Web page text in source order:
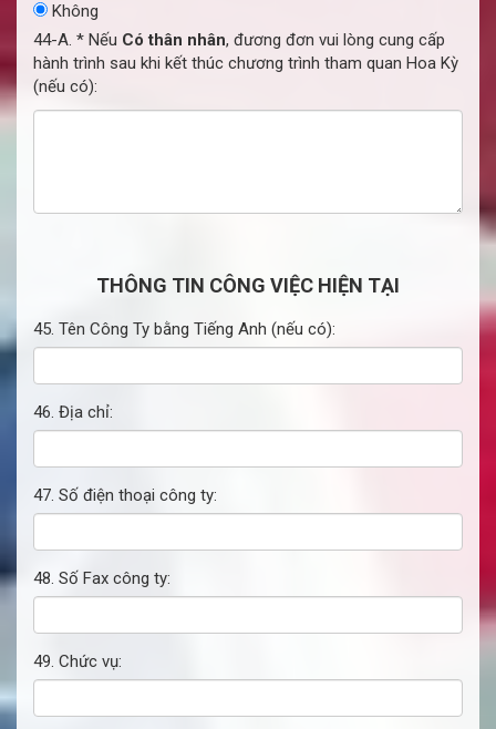
Không
44-A. * Nếu Có thân nhân, đương đơn vui lòng cung cấp
hành trình sau khi kết thúc chương trình tham quan Hoa Kỳ
(nếu có):
THÔNG TIN CÔNG VIỆC HIỆN TẠI
45. Tên Công Ty bằng Tiếng Anh (nếu có):
46. Địa chỉ:
47. Số điện thoại công ty:
48. Số Fax công ty:
49. Chức vụ: